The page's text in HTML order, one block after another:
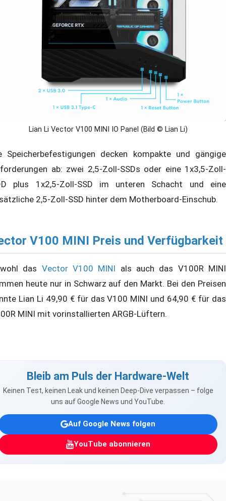
Lian Li Vector V100 MINI IO Panel (Bild © Lian Li)
Speicherbefestigungen decken kompakte und gängige
ab: zwei 2,5-Zoll-SSDs oder eine 1x3,5-Zoll-
plus 1x2,5-Zoll-SSD im unteren Schacht und eine
2,5-Zoll-SSD hinter dem Motherboard-Einschub.
V100 MINI Preis und Verfügbarkeit
das Vector V100 MINI als auch das V100R MINI
heute nur in Schwarz auf den Markt. Bei den Preisen
Lian Li 49,90 € für das V100 MINI und 64,90 € für das
MINI mit vorinstallierten ARGB-Lüftern.
Bleib am Puls der Hardware-Welt
Keinen Test, keinen Leak und keinen Deep-Dive verpassen – folge
uns auf Google News und YouTube.
Auf Google News folgen
YouTube abonnieren